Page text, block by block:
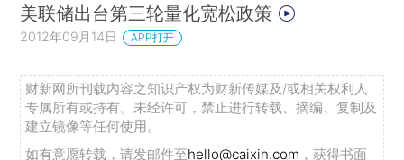
美联储出台第三轮量化宽松政策
2012年09月14日 APP打开
财新网所刊载内容之知识产权为财新传媒及/或相关权利人
专属所有或持有。未经许可，禁止进行转载、摘编、复制及
建立镜像等任何使用。
如有意愿转载，请发邮件至hello@caixin.com ，获得书面